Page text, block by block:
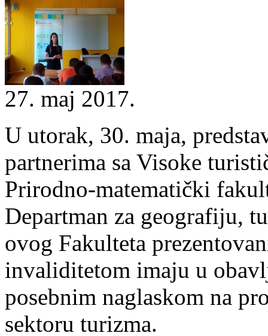
27. maj 2017.
U utorak, 30. maja,
partnerima sa Visoke
Prirodno-matematički
Departman za geografiju,
ovog Fakulteta
invaliditetom imaju u
posebnim naglaskom na
sektoru turizma.